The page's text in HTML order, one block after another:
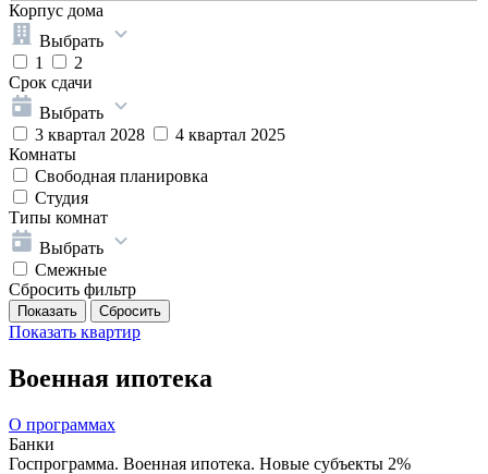
Корпус дома
Выбрать
1
2
Срок сдачи
Выбрать
3 квартал 2028
4 квартал 2025
Комнаты
Свободная планировка
Студия
Типы комнат
Выбрать
Смежные
Сбросить фильтр
Показать квартир
Военная ипотека
О программах
Банки
Госпрограмма. Военная ипотека. Новые субъекты 2%